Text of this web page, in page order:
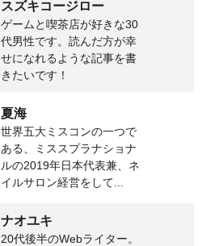
スズキコージロー
ゲームと喫茶店が好きな30
代男性です。読んだ方が幸
せになれるような記事を書
きたいです！
夏海
世界五大ミスコンの一つで
ある、ミススプラナショナ
ルの2019年日本代表兼、ネ
イルサロン経営をして...
ナオユキ
20代後半のWebライター。